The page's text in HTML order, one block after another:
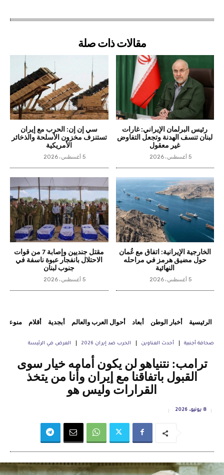
مقالات ذات صلة
رئيس البرلمان الإيراني: غارات
لبنان تنسف الهدنة وتجعل التفاوض
غير معقول
5 أغسطس، 2026
سي إن إن: الحرب مع إيران
تستنزف مخزون الأسلحة والذخائر
الأمريكية
5 أغسطس، 2026
الخارجية الإيرانية: اتفاق مع عُمان
حول مضيق هرمز في مراحله
النهائية
5 أغسطس، 2026
مقتل جنديين وإصابة 7 من قوات
الاحتلال بانفجار عبوة ناسفة في
جنوب لبنان
5 أغسطس، 2026